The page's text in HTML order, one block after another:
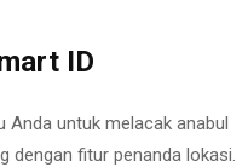
ID
Anda untuk melacak anabul
dengan fitur penanda lokasi.